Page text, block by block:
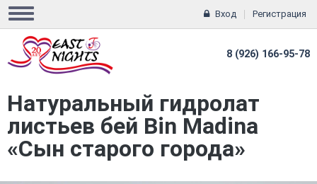
Вход Регистрация
8 (926) 166-95-78
Натуральный гидролат
листьев бей Bin Madina
«Сын старого города»